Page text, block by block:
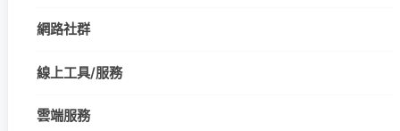
網路社群
線上工具/服務
雲端服務